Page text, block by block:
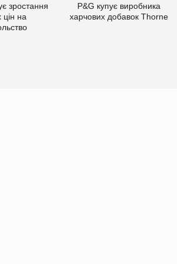
зростання
цін на
P&G купує виробника
харчових добавок Thorne